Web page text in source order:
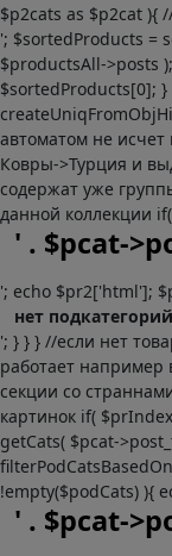
$p2cats as $p2cat ){
'; $sortedProducts =
$productsAll->posts
$sortedProducts[0];
автоматом не
Ковры->Турция и
содержат уже
данной коллекции
' . $pcat-
'; echo $pr2['html'];
нет подкатегорий
'; } } } //если нет
работает например
секции со
картинок if(
getCats( $pcat-
!empty($podCats) ){
' . $pcat-